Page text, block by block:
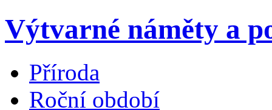
Výtvarné náměty a
Příroda
Roční období